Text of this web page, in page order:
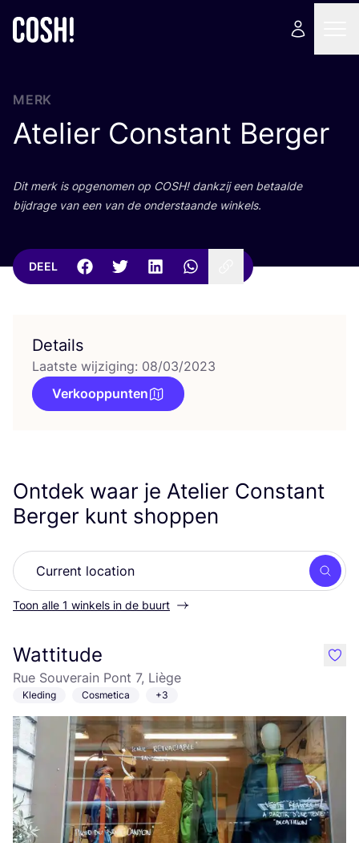
MERK
Atelier Constant Berger
Dit merk is opge­no­men op COSH! dank­zij een betaal­de
bij­dra­ge van een van de onder­staan­de winkels.
DEEL
Details
Laatste wijziging: 08/03/2023
Verkooppunten
Ontdek waar je Atelier Constant
Berger kunt shoppen
Zoek
Toon alle 1 winkels in de buurt
Wattitude
Rue Souverain Pont 7, Liège
Kleding Cosmetica +3
like